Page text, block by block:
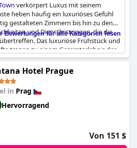
verkörpert Luxus mit seinem
heben häufig ein luxuriöses Gefühl
gestalteten Zimmern bis hin zu den
und Dienstleistungen, die die
Das luxuriöse Frühstück und
tragen zu einem Gesamterlebnis der
ihren Aufenthalt als
getreu den Standards eines 5-Sterne-
zwischen den Werbebildern
Erfahrung bestätigen der
die hochwertigen Dienstleistungen den
die einen wirklich luxuriösen
das
Hilton Prague Old Town
und Komfort aus.
Bewertungen für alle Kategorien lesen
Hotel Prague
in Prag
Hervorragend
Von 151 $